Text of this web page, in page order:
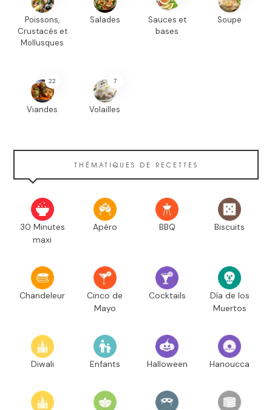
Poissons,
Crustacés et
Mollusques
Salades
Sauces et
bases
Soupe
22
Viandes
7
Volailles
THÉMATIQUES DE RECETTES
30 Minutes
maxi
Apéro BBQ Biscuits
Chandeleur
Cinco de
Mayo
Cocktails
Día de los
Muertos
Diwali Enfants Halloween Hanoucca